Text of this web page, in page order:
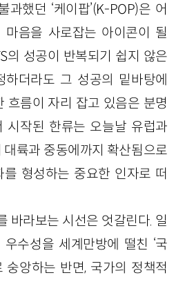
했던 ‘케이팝’(K-POP)은 어
마음을 사로잡는 아이콘이 될
의 성공이 반복되기 쉽지 않은
하더라도 그 성공의 밑바탕에
흐름이 자리 잡고 있음은 분명
시작된 한류는 오늘날 유럽과
대륙과 중동에까지 확산됨으로
형성하는 중요한 인자로 떠
바라보는 시선은 엇갈린다. 일
수성을 세계만방에 떨친 ‘국
숭앙하는 반면, 국가의 정책적